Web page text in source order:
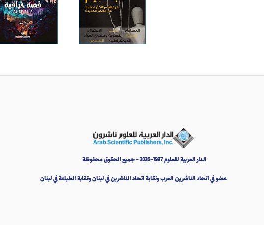
الدار العربية للعلوم 1987-2026 - جميع الحقوق محفوظة
عضو في اتحاد الناشرين العرب ونقابة اتحاد الناشرين في لبنان ونقابة الطباعة في لبنان